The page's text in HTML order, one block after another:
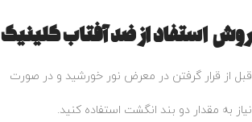
روش استفاد از ضد آفتاب کلینیک
قبل از قرار گرفتن در معرض نور خورشید و در صورت
نیاز به مقدار دو بند انگشت استفاده کنید.